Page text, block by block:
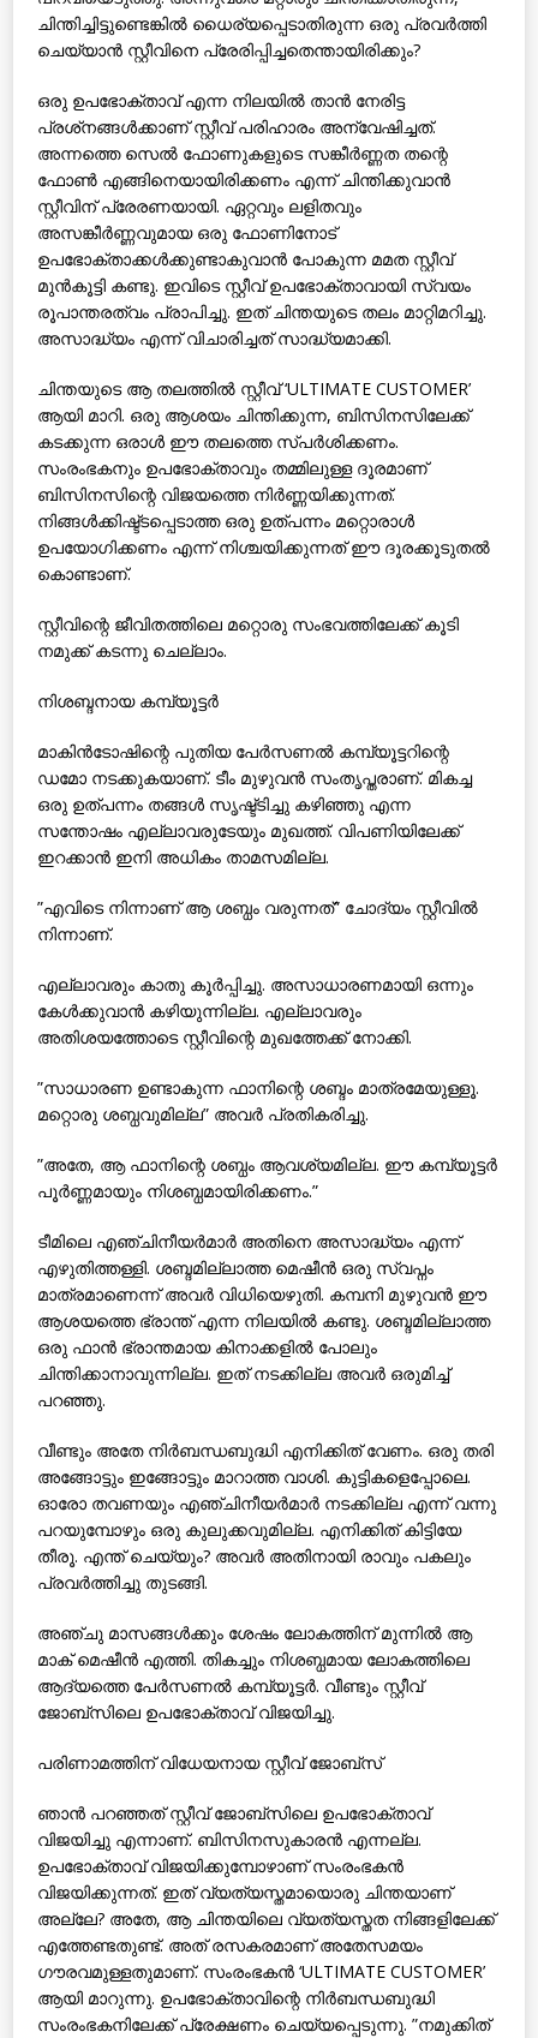
ചിന്തിച്ചിട്ടുണ്ടെങ്കില്‍ ധൈര്യപ്പെടാതിരുന്ന ഒരു പ്രവര്‍ത്തി
ചെയ്യാന്‍ സ്റ്റീവിനെ പ്രേരിപ്പിച്ചതെന്തായിരിക്കും?
ഒരു ഉപഭോക്താവ് എന്ന നിലയില്‍ താന്‍ നേരിട്ട
പ്രശ്‌നങ്ങള്‍ക്കാണ് സ്റ്റീവ് പരിഹാരം അന്വേഷിച്ചത്.
അന്നത്തെ സെല്‍ ഫോണുകളുടെ സങ്കീര്‍ണ്ണത തന്റെ
ഫോണ്‍ എങ്ങിനെയായിരിക്കണം എന്ന് ചിന്തിക്കുവാന്‍
സ്റ്റീവിന് പ്രേരണയായി. ഏറ്റവും ലളിതവും
അസങ്കീര്‍ണ്ണവുമായ ഒരു ഫോണിനോട്
ഉപഭോക്താക്കള്‍ക്കുണ്ടാകുവാന്‍ പോകുന്ന മമത സ്റ്റീവ്
മുന്‍കൂട്ടി കണ്ടു. ഇവിടെ സ്റ്റീവ് ഉപഭോക്താവായി സ്വയം
രൂപാന്തരത്വം പ്രാപിച്ചു. ഇത് ചിന്തയുടെ തലം മാറ്റിമറിച്ചു.
അസാദ്ധ്യം എന്ന് വിചാരിച്ചത് സാദ്ധ്യമാക്കി.
ചിന്തയുടെ ആ തലത്തില്‍ സ്റ്റീവ് ‘ULTIMATE CUSTOMER’
ആയി മാറി. ഒരു ആശയം ചിന്തിക്കുന്ന, ബിസിനസിലേക്ക്
കടക്കുന്ന ഒരാള്‍ ഈ തലത്തെ സ്പര്‍ശിക്കണം.
സംരംഭകനും ഉപഭോക്താവും തമ്മിലുള്ള ദൂരമാണ്
ബിസിനസിന്റെ വിജയത്തെ നിര്‍ണ്ണയിക്കുന്നത്.
നിങ്ങള്‍ക്കിഷ്ട്ടപ്പെടാത്ത ഒരു ഉത്പന്നം മറ്റൊരാള്‍
ഉപയോഗിക്കണം എന്ന് നിശ്ചയിക്കുന്നത് ഈ ദൂരക്കൂടുതല്‍
കൊണ്ടാണ്.
സ്റ്റീവിന്റെ ജീവിതത്തിലെ മറ്റൊരു സംഭവത്തിലേക്ക് കൂടി
നമുക്ക് കടന്നു ചെല്ലാം.
നിശബ്ദനായ കമ്പ്യൂട്ടര്‍
മാകിന്‍ടോഷിന്റെ പുതിയ പേര്‍സണല്‍ കമ്പ്യൂട്ടറിന്റെ
ഡമോ നടക്കുകയാണ്. ടീം മുഴുവന്‍ സംതൃപ്തരാണ്. മികച്ച
ഒരു ഉത്പന്നം തങ്ങള്‍ സൃഷ്ട്ടിച്ചു കഴിഞ്ഞു എന്ന
സന്തോഷം എല്ലാവരുടേയും മുഖത്ത്. വിപണിയിലേക്ക്
ഇറക്കാന്‍ ഇനി അധികം താമസമില്ല.
”എവിടെ നിന്നാണ് ആ ശബ്ധം വരുന്നത്” ചോദ്യം സ്റ്റീവില്‍
നിന്നാണ്.
എല്ലാവരും കാതു കൂര്‍പ്പിച്ചു. അസാധാരണമായി ഒന്നും
കേള്‍ക്കുവാന്‍ കഴിയുന്നില്ല. എല്ലാവരും
അതിശയത്തോടെ സ്റ്റീവിന്റെ മുഖത്തേക്ക് നോക്കി.
”സാധാരണ ഉണ്ടാകുന്ന ഫാനിന്റെ ശബ്ദം മാത്രമേയുള്ളൂ.
മറ്റൊരു ശബ്ധവുമില്ല” അവര്‍ പ്രതികരിച്ചു.
”അതേ, ആ ഫാനിന്റെ ശബ്ധം ആവശ്യമില്ല. ഈ കമ്പ്യൂട്ടര്‍
പൂര്‍ണ്ണമായും നിശബ്ധമായിരിക്കണം.”
ടീമിലെ എഞ്ചിനീയര്‍മാര്‍ അതിനെ അസാദ്ധ്യം എന്ന്
എഴുതിത്തള്ളി. ശബ്ദമില്ലാത്ത മെഷീന്‍ ഒരു സ്വപ്നം
മാത്രമാണെന്ന് അവര്‍ വിധിയെഴുതി. കമ്പനി മുഴുവന്‍ ഈ
ആശയത്തെ ഭ്രാന്ത് എന്ന നിലയില്‍ കണ്ടു. ശബ്ദമില്ലാത്ത
ഒരു ഫാന്‍ ഭ്രാന്തമായ കിനാക്കളില്‍ പോലും
ചിന്തിക്കാനാവുന്നില്ല. ഇത് നടക്കില്ല അവര്‍ ഒരുമിച്ച്
പറഞ്ഞു.
വീണ്ടും അതേ നിര്‍ബന്ധബുദ്ധി എനിക്കിത് വേണം. ഒരു തരി
അങ്ങോട്ടും ഇങ്ങോട്ടും മാറാത്ത വാശി. കുട്ടികളെപ്പോലെ.
ഓരോ തവണയും എഞ്ചിനീയര്‍മാര്‍ നടക്കില്ല എന്ന് വന്നു
പറയുമ്പോഴും ഒരു കുലുക്കവുമില്ല. എനിക്കിത് കിട്ടിയേ
തീരൂ. എന്ത് ചെയ്യും? അവര്‍ അതിനായി രാവും പകലും
പ്രവര്‍ത്തിച്ചു തുടങ്ങി.
അഞ്ചു മാസങ്ങള്‍ക്കും ശേഷം ലോകത്തിന് മുന്നില്‍ ആ
മാക് മെഷീന്‍ എത്തി. തികച്ചും നിശബ്ധമായ ലോകത്തിലെ
ആദ്യത്തെ പേര്‍സണല്‍ കമ്പ്യൂട്ടര്‍. വീണ്ടും സ്റ്റീവ്
ജോബ്‌സിലെ ഉപഭോക്താവ് വിജയിച്ചു.
പരിണാമത്തിന് വിധേയനായ സ്റ്റീവ് ജോബ്‌സ്
ഞാന്‍ പറഞ്ഞത് സ്റ്റീവ് ജോബ്‌സിലെ ഉപഭോക്താവ്
വിജയിച്ചു എന്നാണ്. ബിസിനസുകാരന്‍ എന്നല്ല.
ഉപഭോക്താവ് വിജയിക്കുമ്പോഴാണ് സംരംഭകന്‍
വിജയിക്കുന്നത്. ഇത് വ്യത്യസ്തമായൊരു ചിന്തയാണ്
അല്ലേ? അതേ, ആ ചിന്തയിലെ വ്യത്യസ്തത നിങ്ങളിലേക്ക്
എത്തേണ്ടതുണ്ട്. അത് രസകരമാണ് അതേസമയം
ഗൗരവമുള്ളതുമാണ്. സംരംഭകന്‍ ‘ULTIMATE CUSTOMER’
ആയി മാറുന്നു. ഉപഭോക്താവിന്റെ നിര്‍ബന്ധബുദ്ധി
സംരംഭകനിലേക്ക് പ്രേക്ഷണം ചെയ്യപ്പെടുന്നു. ”നമുക്കിത്